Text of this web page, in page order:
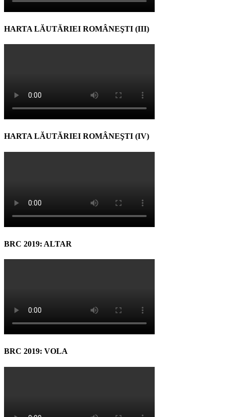
HARTA LĂUTĂRIEI ROMÂNEŞTI (III)
HARTA LĂUTĂRIEI ROMÂNEŞTI (IV)
BRC 2019: ALTAR
BRC 2019: VOLA